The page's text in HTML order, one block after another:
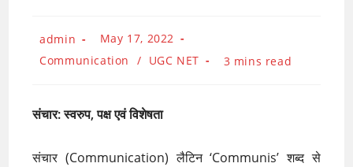
Post
admin
Post
published:
May 17, 2022
Post
Communication / UGC NET
Reading
3 mins read
संचार: स्वरुप, पक्ष एवं विशेषता
संचार (Communication) लैटिन ‘Communis’ शब्द से